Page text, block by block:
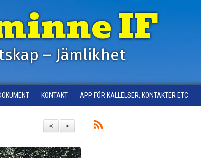
IF
– Jämlikhet
KONTAKT APP FÖR KALLELSER, KONTAKTER ETC
>
<